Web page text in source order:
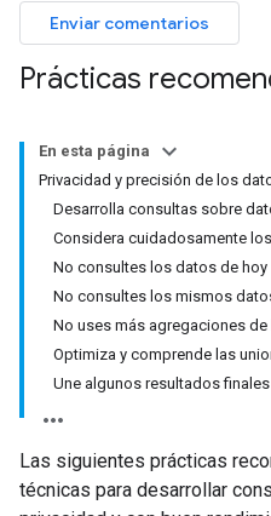
Enviar comentarios
Prácticas
En esta página
Privacidad y precisión de los
Desarrolla consultas sobre
Considera cuidadosamente
No consultes los datos de hoy
No consultes los mismos
No uses más agregaciones
Optimiza y comprende las
Une algunos resultados finales
Las siguientes prácticas
técnicas para desarrollar